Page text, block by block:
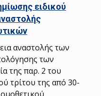
ειδικού
αναστολής των
των
της παρ. 2 του
τρίτου της από 30-